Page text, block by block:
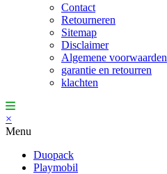
Contact
Retourneren
Sitemap
Disclaimer
Algemene voorwaarden
garantie en retourren
klachten
×
Menu
Duopack
Playmobil